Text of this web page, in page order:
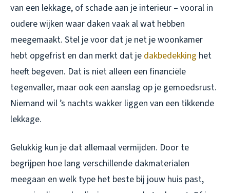
van een lekkage, of schade aan je interieur – vooral in
oudere wijken waar daken vaak al wat hebben
meegemaakt. Stel je voor dat je net je woonkamer
hebt opgefrist en dan merkt dat je dakbedekking het
heeft begeven. Dat is niet alleen een financiële
tegenvaller, maar ook een aanslag op je gemoedsrust.
Niemand wil ’s nachts wakker liggen van een tikkende
lekkage.
Gelukkig kun je dat allemaal vermijden. Door te
begrijpen hoe lang verschillende dakmaterialen
meegaan en welk type het beste bij jouw huis past,